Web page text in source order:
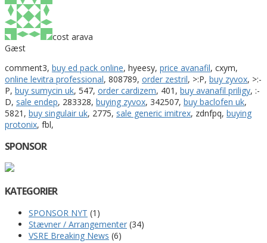
cost arava
Gæst
comment3, buy ed pack online, hyeesy, price avanafil, cxym,
online levitra professional, 808789, order zestril, >:P, buy zyvox, >:-
P, buy sumycin uk, 547, order cardizem, 401, buy avanafil priligy, :-
D, sale endep, 283328, buying zyvox, 342507, buy baclofen uk,
5821, buy singulair uk, 2775, sale generic imitrex, zdnfpq, buying
protonix, fbl,
SPONSOR
KATEGORIER
SPONSOR NYT (1)
Stævner / Arrangementer (34)
VSRE Breaking News (6)